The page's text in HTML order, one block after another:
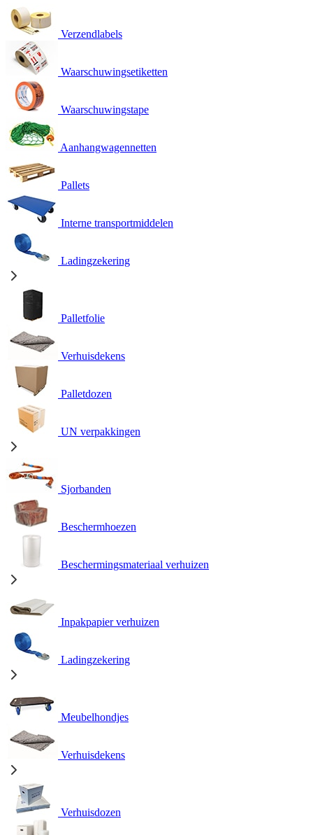
Verzendlabels
Waarschuwingsetiketten
Waarschuwingstape
Aanhangwagennetten
Pallets
Interne transportmiddelen
Ladingzekering
Palletfolie
Verhuisdekens
Palletdozen
UN verpakkingen
Sjorbanden
Beschermhoezen
Beschermingsmateriaal verhuizen
Inpakpapier verhuizen
Ladingzekering
Meubelhondjes
Verhuisdekens
Verhuisdozen